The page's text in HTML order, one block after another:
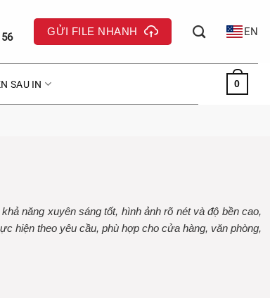
GỬI FILE NHANH EN
SAU IN 0
năng xuyên sáng tốt, hình ảnh rõ nét và độ bền cao,
hiện theo yêu cầu, phù hợp cho cửa hàng, văn phòng,